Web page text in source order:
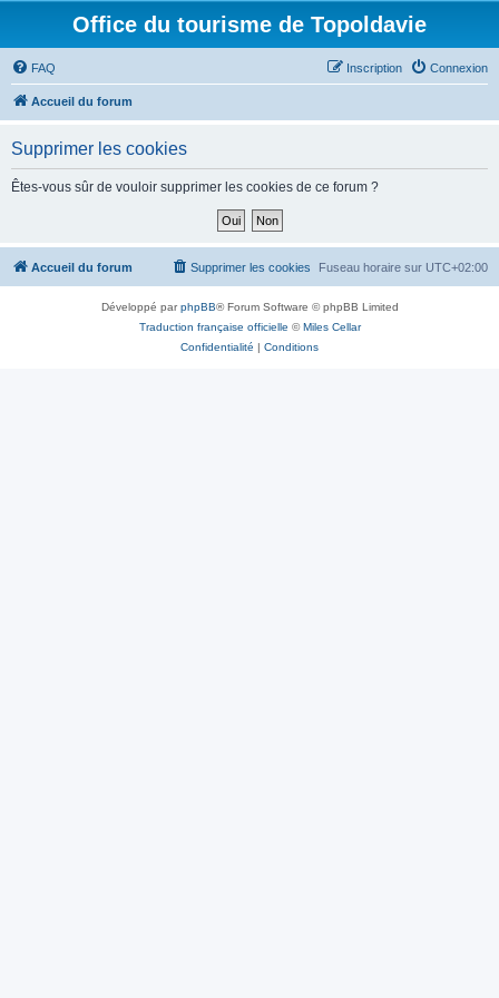
Office du tourisme de Topoldavie
FAQ Connexion
Inscription
Accueil du forum
Supprimer les cookies
Êtes-vous sûr de vouloir supprimer les cookies de ce forum ?
Accueil du forum Fuseau horaire sur UTC+02:00
Supprimer les cookies
Développé parphpBB® Forum Software © phpBB Limited
Traduction française officielle ©Miles Cellar
Confidentialité | Conditions